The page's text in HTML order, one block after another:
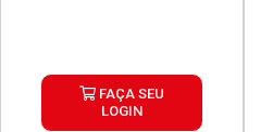
FAÇA SEU
LOGIN